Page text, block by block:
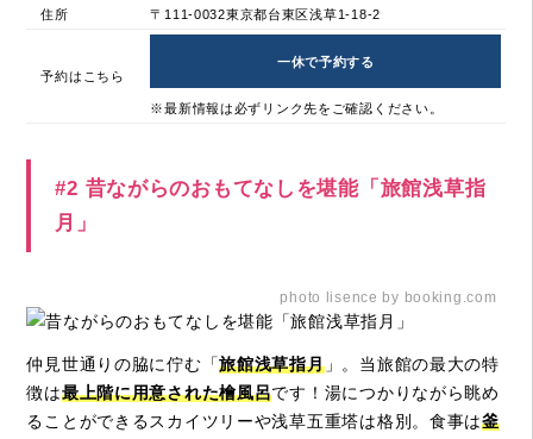
住所 〒111-0032東京都台東区浅草1-18-2
予約はこちら
一休で予約する
※最新情報は必ずリンク先をご確認ください。
#2 昔ながらのおもてなしを堪能「旅館浅草指
月」
photo lisence by booking.com
仲見世通りの脇に佇む「旅館浅草指月」。当旅館の最大の特
徴は最上階に用意された檜風呂です！湯につかりながら眺め
ることができるスカイツリーや浅草五重塔は格別。食事は釜